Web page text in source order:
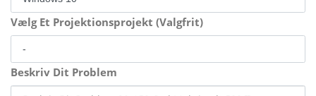
Vælg Et Projektionsprojekt (Valgfrit)
Beskriv Dit Problem